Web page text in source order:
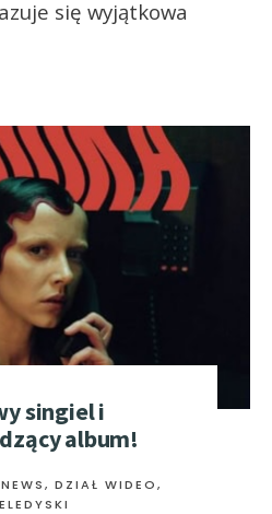
się wyjątkowa
singiel i
album!
, DZIAŁ WIDEO,